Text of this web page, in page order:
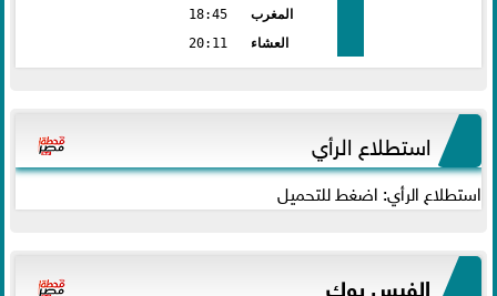
المغرب
18:45
العشاء
20:11
استطلاع الرأي
استطلاع الرأي: اضغط للتحميل
الفيس بوك